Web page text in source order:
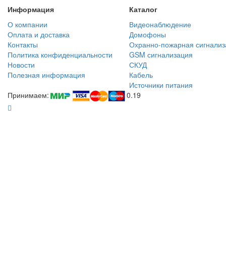
Информация
Каталог
О компании
Видеонаблюдение
Оплата и доставка
Домофоны
Контакты
Охранно-пожарная
Политика конфиденциальности
GSM сигнализация
Новости
СКУД
Полезная информация
Кабель
Источники питания
Принимаем:
0.19